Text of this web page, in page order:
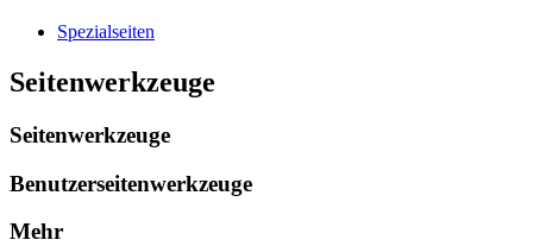
Spezialseiten
Seitenwerkzeuge
Seitenwerkzeuge
Benutzerseitenwerkzeuge
Mehr